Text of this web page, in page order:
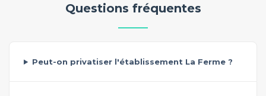
Questions fréquentes
Peut-on privatiser l'établissement La Ferme ?